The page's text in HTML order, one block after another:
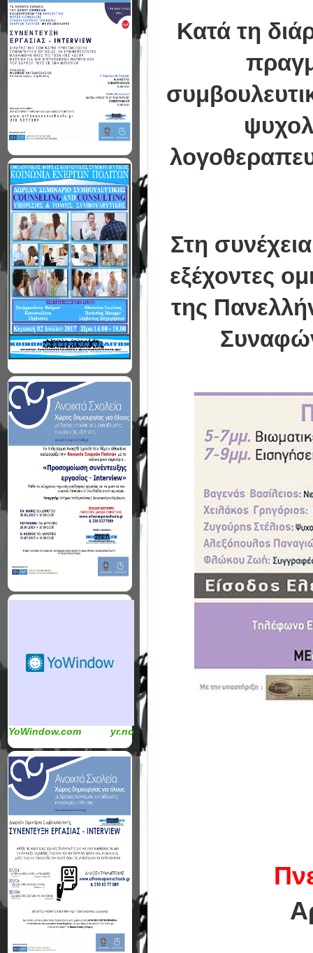
Κατά τη
Στη
εξέχοντες
της
YoWindow.com yr.no